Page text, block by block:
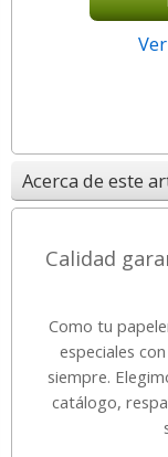
Acerca de este
Calidad
Como tu
especiales
siempre.
catálogo,